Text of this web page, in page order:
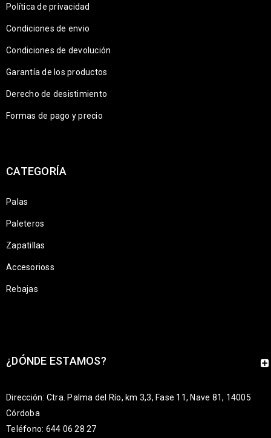
Política de privacidad
Condiciones de envio
Condiciones de devolución
Garantía de los productos
Derecho de desistimiento
Formas de pago y precio
CATEGORÍA
Palas
Paleteros
Zapatillas
Accesorioss
Rebajas
¿DÓNDE ESTAMOS?
Dirección: Ctra. Palma del Río, km 3,3, Fase 11, Nave 81, 14005
Córdoba
Teléfono: 644 06 28 27